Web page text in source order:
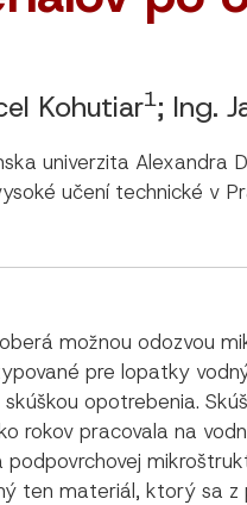
Kohutiar1; Ing.
univerzita Alexandra
učení technické v
možnou odozvou
pre lopatky
skúškou opotrebenia.
rokov pracovala na
podpovrchovej
ten materiál, ktorý sa z